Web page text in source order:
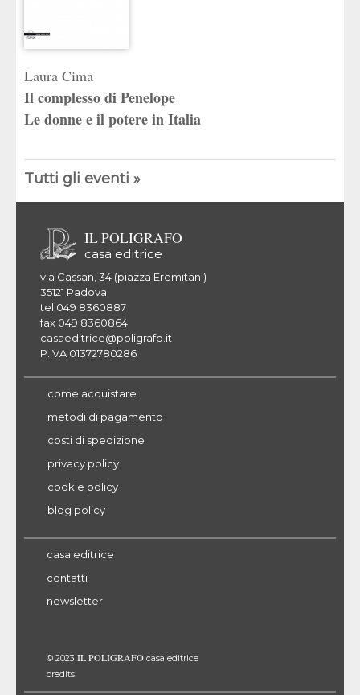
Laura Cima
Il complesso di Penelope
Le donne e il potere in Italia
Tutti gli eventi »
IL POLIGRAFO
casa editrice
via Cassan, 34 (piazza Eremitani)
35121 Padova
tel 049 8360887
fax 049 8360864
casaeditrice@poligrafo.it
P.IVA 01372780286
come acquistare
metodi di pagamento
costi di spedizione
privacy policy
cookie policy
blog policy
casa editrice
contatti
newsletter
© 2023 IL POLIGRAFO casa editrice
credits